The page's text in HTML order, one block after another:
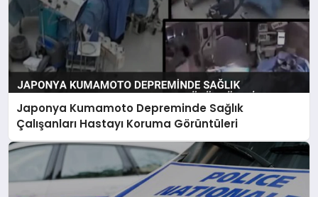
Japonya Kumamoto Depreminde Sağlık
Çalışanları Hastayı Koruma Görüntüleri